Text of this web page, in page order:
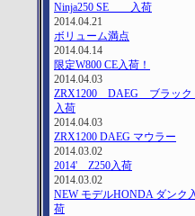
Ninja250 SE 入荷
2014.04.21
ボリューム満点
2014.04.14
限定W800 CE入荷！
2014.04.03
ZRX1200 DAEG ブラッ
入荷
2014.04.03
ZRX1200 DAEG マウラー
2014.03.02
2014' Z250入荷
2014.03.02
NEW モデルHONDA ダンク
荷